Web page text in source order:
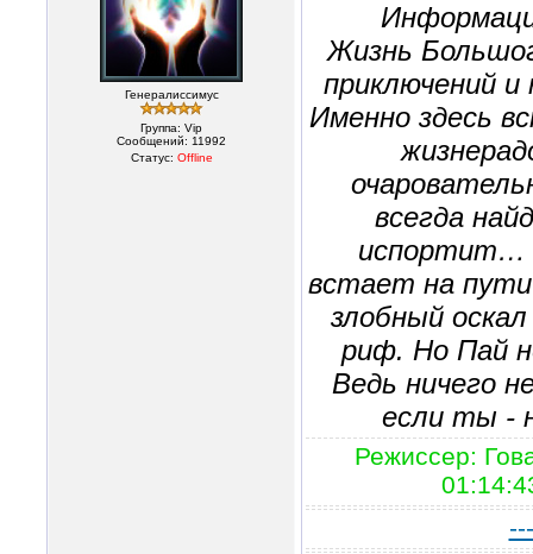
Генералиссимус
Группа: Vip
Сообщений: 11992
Статус: Offline
Жизнь
приключений
Именно здесь
всегда
испортит…
встает на
злобный
риф. Но Пай
Ведь ничего
если ты -
Режиссер: